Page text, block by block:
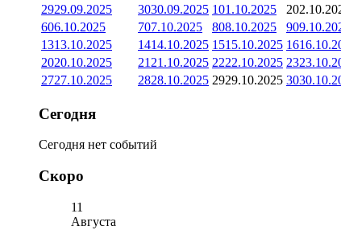
2929.09.2025 3030.09.2025 101.10.2025 2
606.10.2025 707.10.2025 808.10.2025 9
1313.10.2025 1414.10.2025 1515.10.2025 16
2020.10.2025 21 21.10.2025 2222.10.2025 23
2727.10.2025 2828.10.2025 2929.10.2025 30
Сегодня
Сегодня нет событий
Скоро
11
Августа